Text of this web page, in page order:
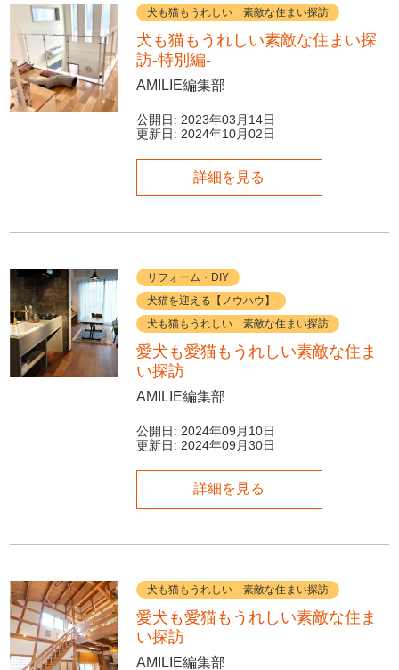
犬も猫もうれしい 素敵な住まい探訪
犬も猫もうれしい素敵な住まい探
訪-特別編-
AMILIE編集部
公開日: 2023年03月14日
更新日: 2024年10月02日
詳細を見る
リフォーム・DIY
犬猫を迎える【ノウハウ】
犬も猫もうれしい 素敵な住まい探訪
愛犬も愛猫もうれしい素敵な住ま
い探訪
AMILIE編集部
公開日: 2024年09月10日
更新日: 2024年09月30日
詳細を見る
犬も猫もうれしい 素敵な住まい探訪
愛犬も愛猫もうれしい素敵な住ま
い探訪
AMILIE編集部